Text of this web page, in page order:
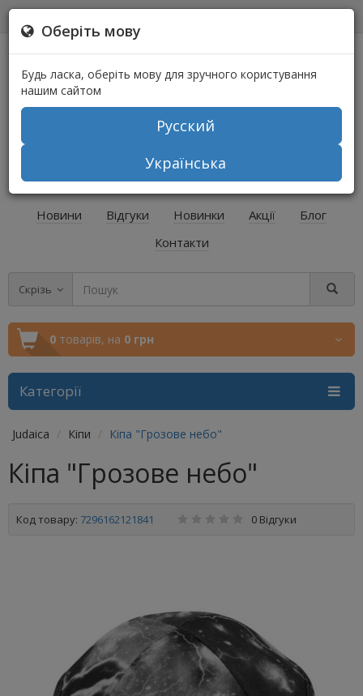
+38 (067) 541-64-04
+38 (073) 541-64-04
Новини Відгуки Новинки Акції
Блог
Контакти
Скрізь
0 товарів, на 0 грн
Категорії
Оберіть мову
Будь ласка, оберіть мову для зручного користування
нашим сайтом
Русский
Українська
Judaica Кіпи Кіпа "Грозове небо"
Кіпа "Грозове небо"
Код товару: 7296162121841 0 Відгуки